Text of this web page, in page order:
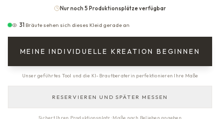
Nur noch 5 Produktionsplätze verfügbar
31 Bräute sehen sich dieses Kleid gerade an
MEINE INDIVIDUELLE KREATION BEGINNEN
Unser geführtes Tool und die KI-Brautberaterin perfektionieren Ihre Maße
RESERVIEREN UND SPÄTER MESSEN
Sichert Ihren Produktionsplatz · Maße nach Belieben angeben